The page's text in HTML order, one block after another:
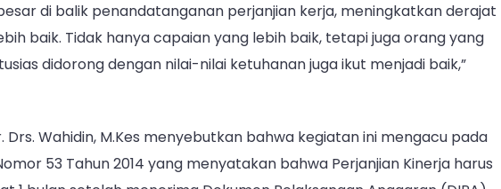
di balik penandatanganan perjanjian kerja, meningkatkan derajat
baik. Tidak hanya capaian yang lebih baik, tetapi juga orang yang
didorong dengan nilai-nilai ketuhanan juga ikut menjadi baik,”
Drs. Wahidin, M.Kes menyebutkan bahwa kegiatan ini mengacu pada
53 Tahun 2014 yang menyatakan bahwa Perjanjian Kinerja harus